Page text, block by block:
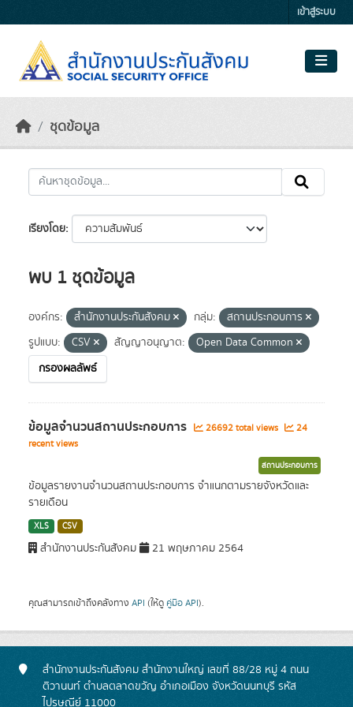
เข้าสู่ระบบ
ชุดข้อมูล
เรียงโดย
พบ 1 ชุดข้อมูล
องค์กร: สำนักงานประกันสังคม กลุ่ม:
สถานประกอบการ
รูปแบบ:
CSV สัญญาอนุญาต:
Open Data Common
กรองผลลัพธ์
ข้อมูลจำนวนสถานประกอบการ 26692 total views
24
recent views
สถานประกอบการ
ข้อมูลรายงานจำนวนสถานประกอบการ จำแนกตามรายจังหวัดและ
รายเดือน
XLS CSV
สำนักงานประกันสังคม 21 พฤษภาคม 2564
คุณสามารถเข้าถึงคลังทาง API (ให้ดู คู่มือ API).
สำนักงานประกันสังคม สำนักงานใหญ่ เลขที่ 88/28 หมู่ 4 ถนน
ติวานนท์ ตำบลตลาดขวัญ อำเภอเมือง จังหวัดนนทบุรี รหัส
ไปรษณีย์ 11000